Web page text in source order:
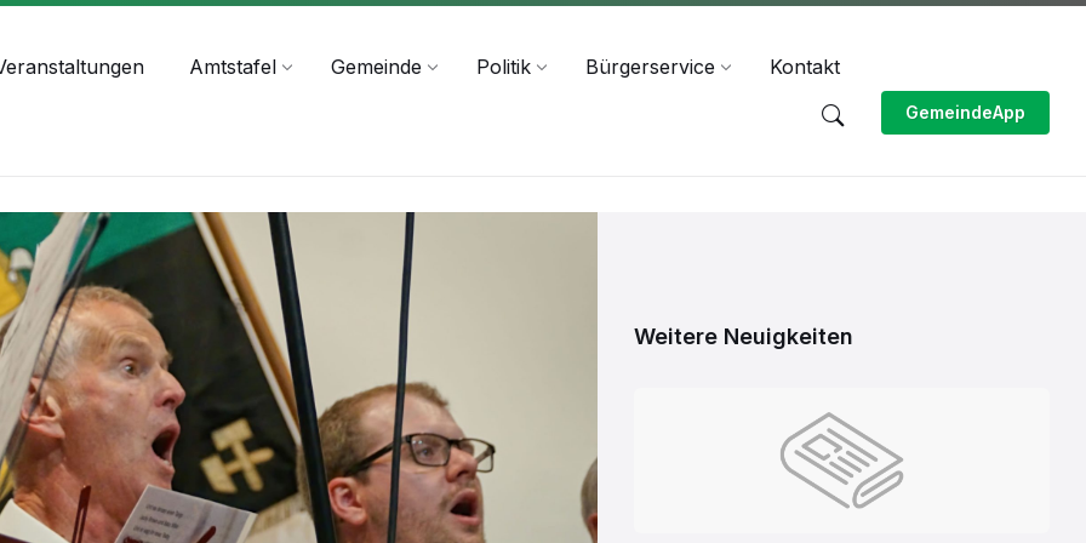
Amtstafel Gemeinde Politik Bürgerservice Kontakt
GemeindeApp
Weitere Neuigkeiten